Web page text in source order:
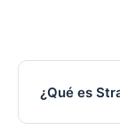
¿Qué es